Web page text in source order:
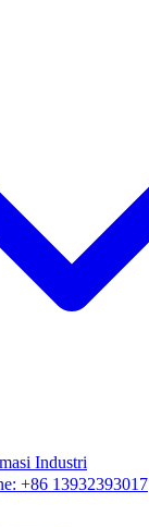
Industri
+86 13932393017